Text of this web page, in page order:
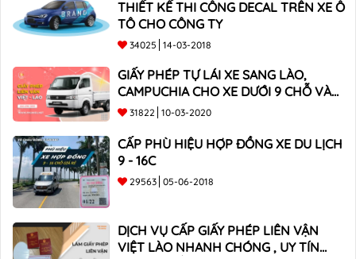
THIẾT KẾ THI CÔNG DECAL TRÊN XE Ô
TÔ CHO CÔNG TY
34025 14-03-2018
GIẤY PHÉP TỰ LÁI XE SANG LÀO,
CAMPUCHIA CHO XE DƯỚI 9 CHỖ VÀ
XE BÁN TẢI
31822 10-03-2020
CẤP PHÙ HIỆU HỢP ĐỒNG XE DU LỊCH
9 - 16C
29563 05-06-2018
DỊCH VỤ CẤP GIẤY PHÉP LIÊN VẬN
VIỆT LÀO NHANH CHÓNG , UY TÍN